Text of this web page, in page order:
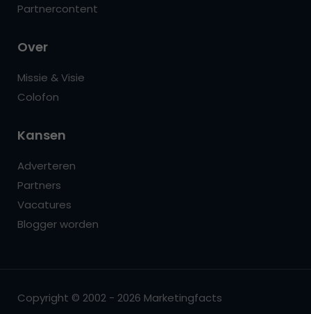
Partnercontent
Over
Missie & Visie
Colofon
Kansen
Adverteren
Partners
Vacatures
Blogger worden
Copyright © 2002 - 2026 Marketingfacts